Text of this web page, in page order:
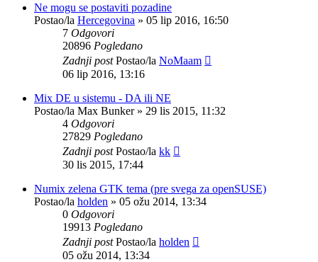
Ne mogu se postaviti pozadine
Postao/la Hercegovina » 05 lip 2016, 16:50
7 Odgovori
20896 Pogledano
Zadnji postPostao/la NoMaam
06 lip 2016, 13:16
Mix DE u sistemu - DA ili NE
Postao/la Max Bunker» 29 lis 2015, 11:32
4 Odgovori
27829 Pogledano
Zadnji postPostao/la kk
30 lis 2015, 17:44
Numix zelena GTK tema (pre svega za openSUSE)
Postao/la holden » 05 ožu 2014, 13:34
0 Odgovori
19913 Pogledano
Zadnji postPostao/la holden
05 ožu 2014, 13:34